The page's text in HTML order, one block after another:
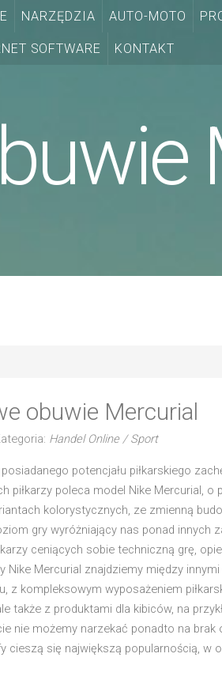
NARZĘDZIA AUTO-MOTO
SOFTWARE KONTAKT
obuwie Mercurial
Handel Online / Sport
potencjału piłkarskiego
piłkarzy poleca model Nike Mercurial,
kolorystycznych, ze zmienną
gry wyróżniający nas ponad innych
ceniących sobie techniczną grę,
Nike Mercurial znajdziemy między
z kompleksowym wyposażeniem
także z produktami dla kibiców, na
nie możemy narzekać ponadto na
cieszą się największą popularnością, w